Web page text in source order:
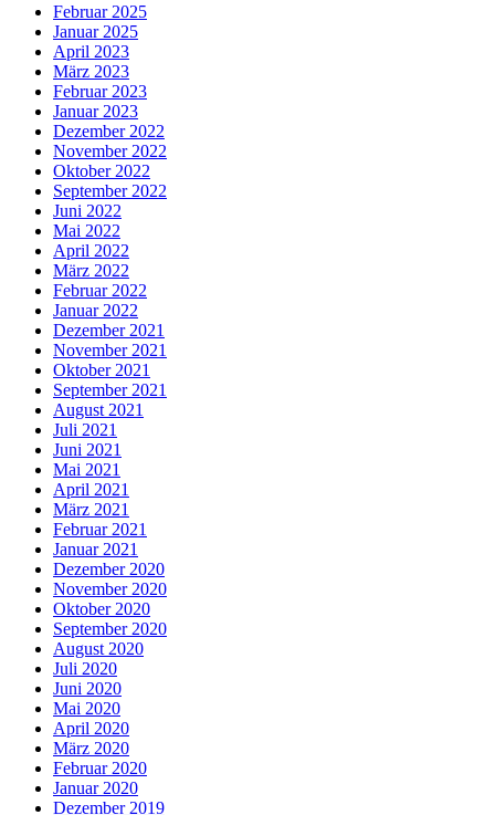
Februar 2025
Januar 2025
April 2023
März 2023
Februar 2023
Januar 2023
Dezember 2022
November 2022
Oktober 2022
September 2022
Juni 2022
Mai 2022
April 2022
März 2022
Februar 2022
Januar 2022
Dezember 2021
November 2021
Oktober 2021
September 2021
August 2021
Juli 2021
Juni 2021
Mai 2021
April 2021
März 2021
Februar 2021
Januar 2021
Dezember 2020
November 2020
Oktober 2020
September 2020
August 2020
Juli 2020
Juni 2020
Mai 2020
April 2020
März 2020
Februar 2020
Januar 2020
Dezember 2019